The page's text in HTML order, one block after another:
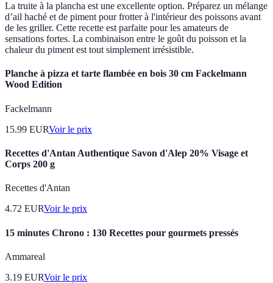
La truite à la plancha est une excellente option. Préparez un mélange
d’ail haché et de piment pour frotter à l'intérieur des poissons avant
de les griller. Cette recette est parfaite pour les amateurs de
sensations fortes. La combinaison entre le goût du poisson et la
chaleur du piment est tout simplement irrésistible.
Planche à pizza et tarte flambée en bois 30 cm Fackelmann
Wood Edition
Fackelmann
15.99 EURVoir le prix
Recettes d'Antan Authentique Savon d'Alep 20% Visage et
Corps 200 g
Recettes d'Antan
4.72 EURVoir le prix
15 minutes Chrono : 130 Recettes pour gourmets pressés
Ammareal
3.19 EURVoir le prix